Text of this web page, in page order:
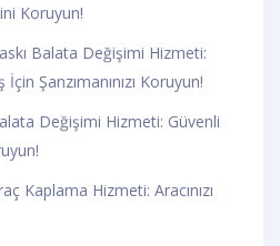
Koruyun!
Balata Değişimi Hizmeti:
Şanzımanınızı Koruyun!
Değişimi Hizmeti: Güvenli
Kaplama Hizmeti: Aracınızı